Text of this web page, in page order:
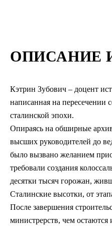
ОПИСАНИЕ
Кэтрин Зубович – доцент
написанная на пересечении
сталинской эпохи.
Опираясь на обширные
высших руководителей до
было вызвано желанием
требовали создания
десятки тысяч горожан,
Сталинские высотки, от
После завершения
министрерств, чем